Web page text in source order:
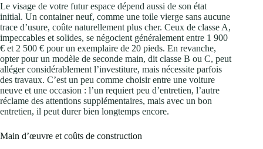
Le visage de votre futur espace dépend aussi de son état
initial. Un container neuf, comme une toile vierge sans aucune
trace d’usure, coûte naturellement plus cher. Ceux de classe A,
impeccables et solides, se négocient généralement entre 1 900
€ et 2 500 € pour un exemplaire de 20 pieds. En revanche,
opter pour un modèle de seconde main, dit classe B ou C, peut
alléger considérablement l’investiture, mais nécessite parfois
des travaux. C’est un peu comme choisir entre une voiture
neuve et une occasion : l’un requiert peu d’entretien, l’autre
réclame des attentions supplémentaires, mais avec un bon
entretien, il peut durer bien longtemps encore.
Main d’œuvre et coûts de construction